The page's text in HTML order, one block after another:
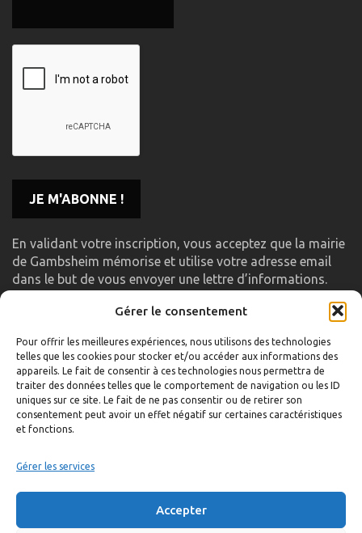
Gérer le consentement
Pour offrir les meilleures expériences, nous utilisons des technologies
telles que les cookies pour stocker et/ou accéder aux informations des
appareils. Le fait de consentir à ces technologies nous permettra de
traiter des données telles que le comportement de navigation ou les ID
uniques sur ce site. Le fait de ne pas consentir ou de retirer son
consentement peut avoir un effet négatif sur certaines caractéristiques
et fonctions.
Gérer les services
Accepter
En validant votre inscription, vous acceptez que la mairie
de Gambsheim mémorise et utilise votre adresse email
dans le but de vous envoyer une lettre d’informations.
LIENS UTILES
Accueil
Formulaire de contact
Gambs TV
Mentions légales